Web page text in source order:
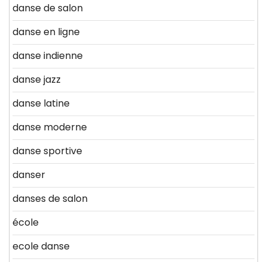
danse de salon
danse en ligne
danse indienne
danse jazz
danse latine
danse moderne
danse sportive
danser
danses de salon
école
ecole danse